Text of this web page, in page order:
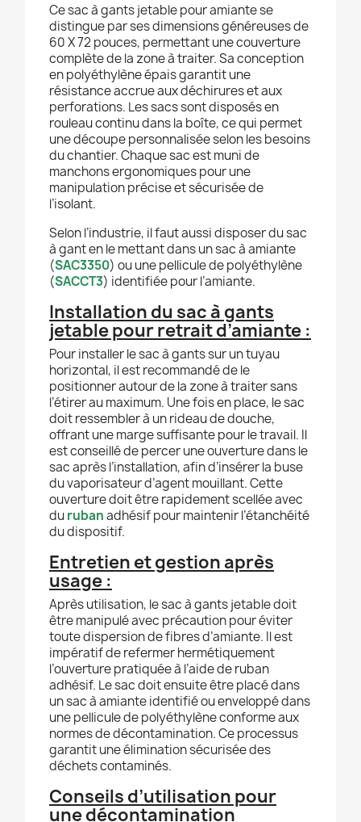
Ce sac à gants jetable pour amiante se
distingue par ses dimensions généreuses de
60 X 72 pouces, permettant une couverture
complète de la zone à traiter. Sa conception
en polyéthylène épais garantit une
résistance accrue aux déchirures et aux
perforations. Les sacs sont disposés en
rouleau continu dans la boîte, ce qui permet
une découpe personnalisée selon les besoins
du chantier. Chaque sac est muni de
manchons ergonomiques pour une
manipulation précise et sécurisée de
l’isolant.
Selon l’industrie, il faut aussi disposer du sac
à gant en le mettant dans un sac à amiante
(SAC3350) ou une pellicule de polyéthylène
(SACCT3) identifiée pour l’amiante.
Installation du sac à gants
jetable pour retrait d’amiante :
Pour installer le sac à gants sur un tuyau
horizontal, il est recommandé de le
positionner autour de la zone à traiter sans
l’étirer au maximum. Une fois en place, le sac
doit ressembler à un rideau de douche,
offrant une marge suffisante pour le travail. Il
est conseillé de percer une ouverture dans le
sac après l’installation, afin d’insérer la buse
du vaporisateur d’agent mouillant. Cette
ouverture doit être rapidement scellée avec
durubanadhésif pour maintenir l’étanchéité
du dispositif.
Entretien et gestion après
usage :
Après utilisation, le sac à gants jetable doit
être manipulé avec précaution pour éviter
toute dispersion de fibres d’amiante. Il est
impératif de refermer hermétiquement
l’ouverture pratiquée à l’aide de ruban
adhésif. Le sac doit ensuite être placé dans
un sac à amiante identifié ou enveloppé dans
une pellicule de polyéthylène conforme aux
normes de décontamination. Ce processus
garantit une élimination sécurisée des
déchets contaminés.
Conseils d’utilisation pour
une décontamination